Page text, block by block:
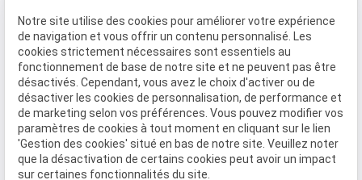
Droit de la presse
Honoraires
Consultation avocats
Articles
Nos décisions
Contact
Notre site utilise des cookies pour améliorer votre expérience
de navigation et vous offrir un contenu personnalisé. Les
cookies strictement nécessaires sont essentiels au
fonctionnement de base de notre site et ne peuvent pas être
désactivés. Cependant, vous avez le choix d'activer ou de
désactiver les cookies de personnalisation, de performance et
de marketing selon vos préférences. Vous pouvez modifier vos
paramètres de cookies à tout moment en cliquant sur le lien
'Gestion des cookies' situé en bas de notre site. Veuillez noter
que la désactivation de certains cookies peut avoir un impact
sur certaines fonctionnalités du site.